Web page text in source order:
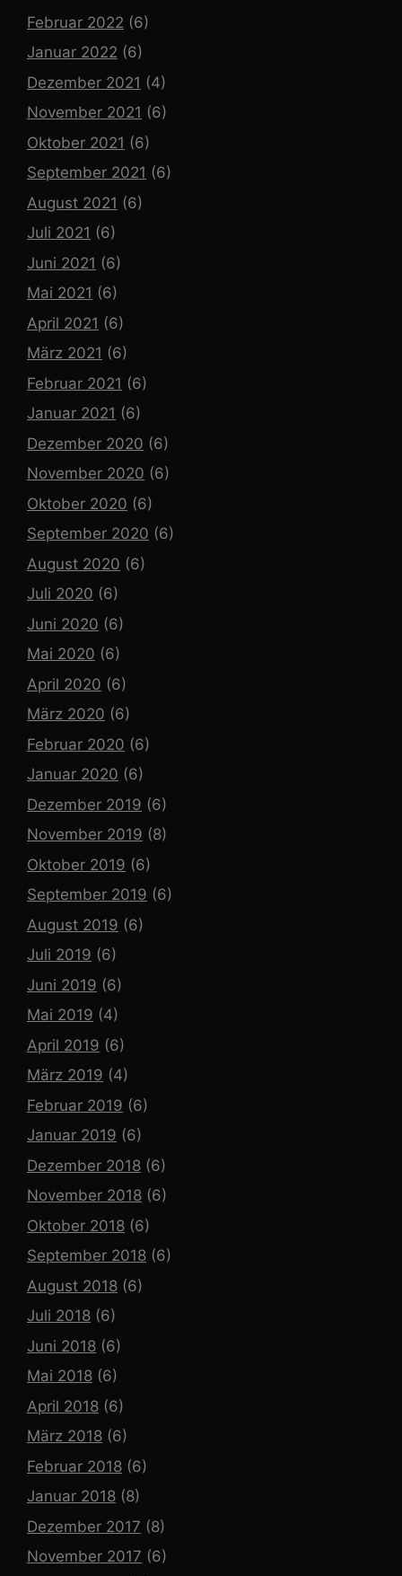
Februar 2022 (6)
Januar 2022 (6)
Dezember 2021 (4)
November 2021 (6)
Oktober 2021 (6)
September 2021 (6)
August 2021 (6)
Juli 2021 (6)
Juni 2021 (6)
Mai 2021 (6)
April 2021 (6)
März 2021 (6)
Februar 2021 (6)
Januar 2021 (6)
Dezember 2020 (6)
November 2020 (6)
Oktober 2020 (6)
September 2020 (6)
August 2020 (6)
Juli 2020 (6)
Juni 2020 (6)
Mai 2020 (6)
April 2020 (6)
März 2020 (6)
Februar 2020 (6)
Januar 2020 (6)
Dezember 2019 (6)
November 2019 (8)
Oktober 2019 (6)
September 2019 (6)
August 2019 (6)
Juli 2019 (6)
Juni 2019 (6)
Mai 2019 (4)
April 2019 (6)
März 2019 (4)
Februar 2019 (6)
Januar 2019 (6)
Dezember 2018 (6)
November 2018 (6)
Oktober 2018 (6)
September 2018 (6)
August 2018 (6)
Juli 2018 (6)
Juni 2018 (6)
Mai 2018 (6)
April 2018 (6)
März 2018 (6)
Februar 2018 (6)
Januar 2018 (8)
Dezember 2017 (8)
November 2017 (6)